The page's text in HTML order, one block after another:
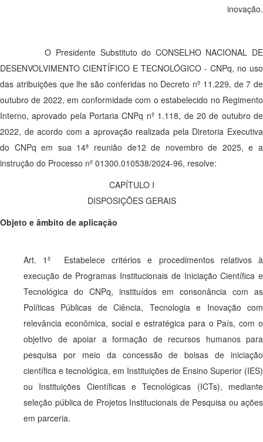
inovação.
O Presidente Substituto do CONSELHO NACIONAL DE
DESENVOLVIMENTO CIENTÍFICO E TECNOLÓGICO - CNPq, no uso
das atribuições que lhe são conferidas no Decreto nº 11.229, de 7 de
outubro de 2022, em conformidade com o estabelecido no Regimento
Interno, aprovado pela Portaria CNPq nº 1.118, de 20 de outubro de
2022, de acordo com a aprovação realizada pela Diretoria Executiva
do CNPq em sua 14ª reunião de12 de novembro de 2025, e a
instrução do Processo nº 01300.010538/2024-96, resolve:
CAPÍTULO I
DISPOSIÇÕES GERAIS
Objeto e âmbito de aplicação
Art. 1º Estabelece critérios e procedimentos relativos à
execução de Programas Institucionais de Iniciação Científica e
Tecnológica do CNPq, instituídos em consonância com as
Políticas Públicas de Ciência, Tecnologia e Inovação com
relevância econômica, social e estratégica para o País, com o
objetivo de apoiar a formação de recursos humanos para
pesquisa por meio da concessão de bolsas de iniciação
científica e tecnológica, em Instituições de Ensino Superior (IES)
ou Instituições Científicas e Tecnológicas (ICTs), mediante
seleção pública de Projetos Institucionais de Pesquisa ou ações
em parceria.